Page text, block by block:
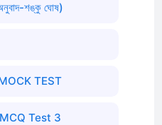
শঙ্কু ঘোষ)
MOCK TEST
Test 3